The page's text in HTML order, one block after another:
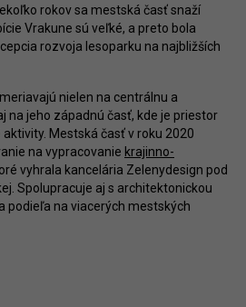
rokov sa mestská časť snaží
Vrakune sú veľké, a preto bola
rozvoja lesoparku na najbližších
nielen na centrálnu a
na jeho západnú časť, kde je priestor
Mestská časť v roku 2020
na vypracovanie krajinno-
vyhrala kancelária Zelenydesign pod
Spolupracuje aj s architektonickou
podieľa na viacerých mestských